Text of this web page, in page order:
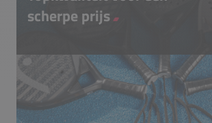
scherpe prijs
hoge kwaliteit, maar wil je niet de volle prijs
betalen? Dan zijn de tweede kans
padelrackets precies wat je zoekt.